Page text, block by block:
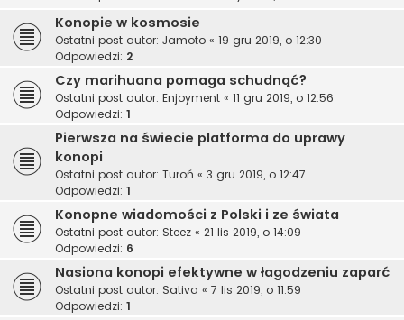
Konopie w kosmosie
Ostatni post autor: Jamoto « 19 gru 2019, o 12:30
Odpowiedzi: 2
Czy marihuana pomaga schudnąć?
Ostatni post autor: Enjoyment « 11 gru 2019, o 12:56
Odpowiedzi: 1
Pierwsza na świecie platforma do uprawy
konopi
Ostatni post autor: Turoń « 3 gru 2019, o 12:47
Odpowiedzi: 1
Konopne wiadomości z Polski i ze świata
Ostatni post autor: Steez « 21 lis 2019, o 14:09
Odpowiedzi: 6
Nasiona konopi efektywne w łagodzeniu zaparć
Ostatni post autor: Sativa « 7 lis 2019, o 11:59
Odpowiedzi: 1